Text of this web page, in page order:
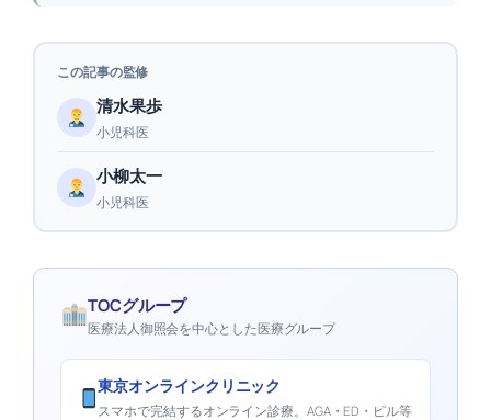
この記事の監修
清水果歩
小児科医
小柳太一
小児科医
TOCグループ
医療法人御照会を中心とした医療グループ
東京オンラインクリニック
スマホで完結するオンライン診療。AGA・ED・ピル等